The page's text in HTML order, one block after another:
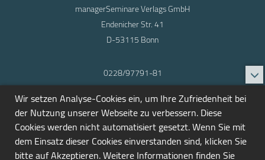
managerSeminare Verlags GmbH
Endenicher Str. 41
D-53115 Bonn
0228/97791-81
info@seminarmarkt.de
© 2001-2026
Wir setzen Analyse-Cookies ein, um Ihre Zufriedenheit bei
der Nutzung unserer Webseite zu verbessern. Diese
Cookies werden nicht automatisiert gesetzt. Wenn Sie mit
dem Einsatz dieser Cookies einverstanden sind, klicken Sie
bitte auf Akzeptieren. Weitere Informationen finden Sie